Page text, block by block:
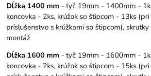
Dĺžka 1400 mm - tyč 19mm - 1400mm -
koncovka - 2ks, krúžok so štipcom - 13ks
príslušenstvo s krúžkami so štipcom),
montáž
Dĺžka 1600 mm - tyč 19mm - 1600mm -
koncovka - 2ks, krúžok so štipcom - 15ks